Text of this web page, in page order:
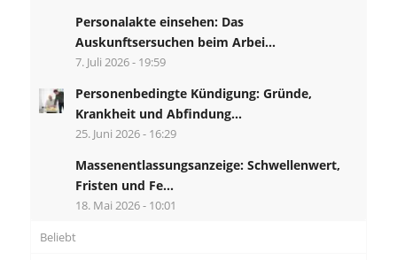
Personalakte einsehen: Das
Auskunftsersuchen beim Arbei...
7. Juli 2026 - 19:59
Personenbedingte Kündigung: Gründe,
Krankheit und Abfindung...
25. Juni 2026 - 16:29
Massenentlassungsanzeige: Schwellenwert,
Fristen und Fe...
18. Mai 2026 - 10:01
Beliebt